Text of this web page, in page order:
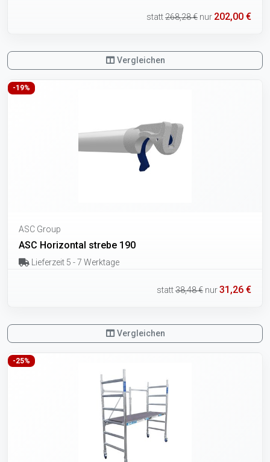
statt268,28 € nur 202,00 €
Vergleichen
-19%
ASC Group
ASC Horizontal strebe 190
Lieferzeit 5 - 7 Werktage
statt38,48 € nur31,26 €
Vergleichen
-25%